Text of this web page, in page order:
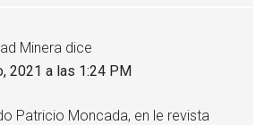
Minera dice
2021 a las 1:24 PM
Patricio Moncada, en le revista